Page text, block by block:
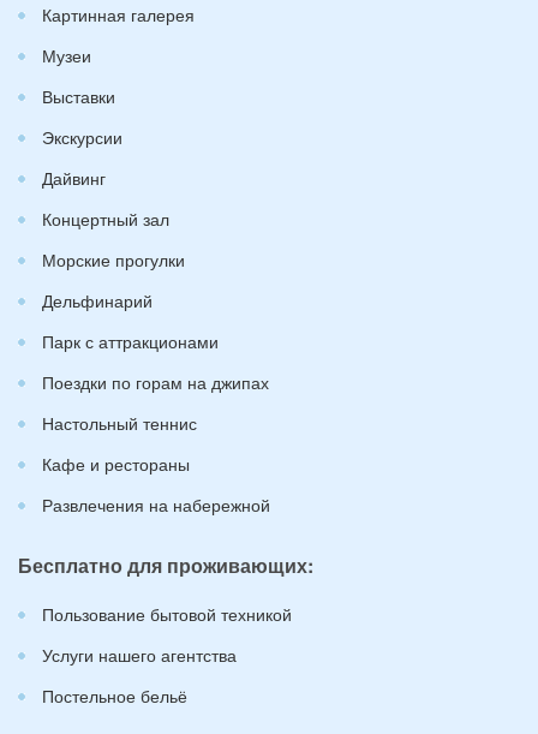
Картинная галерея
Музеи
Выставки
Экскурсии
Дайвинг
Концертный зал
Морские прогулки
Дельфинарий
Парк с аттракционами
Поездки по горам на джипах
Настольный теннис
Кафе и рестораны
Развлечения на набережной
Бесплатно для проживающих:
Пользование бытовой техникой
Услуги нашего агентства
Постельное бельё